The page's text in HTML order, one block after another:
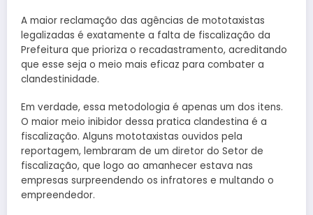
A maior reclamação das agências de mototaxistas
legalizadas é exatamente a falta de fiscalização da
Prefeitura que prioriza o recadastramento, acreditando
que esse seja o meio mais eficaz para combater a
clandestinidade.
Em verdade, essa metodologia é apenas um dos itens.
O maior meio inibidor dessa pratica clandestina é a
fiscalização. Alguns mototaxistas ouvidos pela
reportagem, lembraram de um diretor do Setor de
fiscalização, que logo ao amanhecer estava nas
empresas surpreendendo os infratores e multando o
empreendedor.